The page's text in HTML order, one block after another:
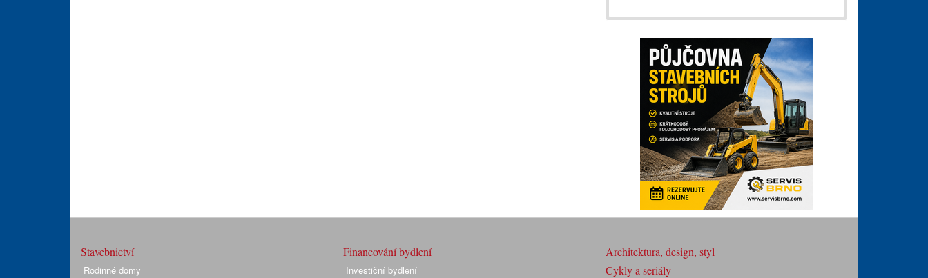
Stavebnictví
Rodinné domy
Financování bydlení
Investiční bydlení
Architektura, design, styl
Cykly a seriály